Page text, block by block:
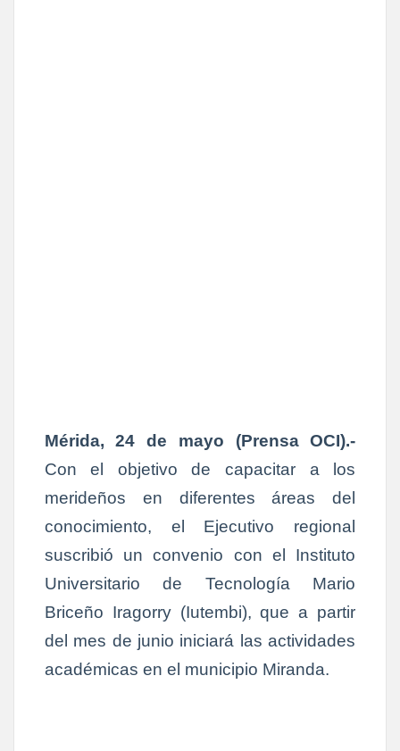
Mérida, 24 de mayo (Prensa OCI).-
Con el objetivo de capacitar a los
merideños en diferentes áreas del
conocimiento, el Ejecutivo regional
suscribió un convenio con el Instituto
Universitario de Tecnología Mario
Briceño Iragorry (Iutembi), que a partir
del mes de junio iniciará las actividades
académicas en el municipio Miranda.